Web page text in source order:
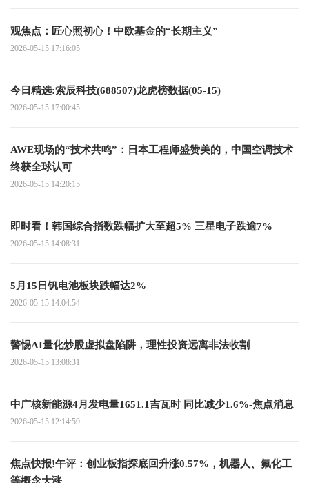
观焦点：匠心照初心！中欧基金的“长期主义”
2026-05-15 17:16:05
今日精选:索辰科技(688507)龙虎榜数据(05-15)
2026-05-15 17:00:45
AWE现场的“技术共鸣”：日本工程师盛赞美的，中国空调技术
终获全球认可
2026-05-15 14:20:15
即时看！韩国综合指数跌幅扩大至超5% 三星电子跌逾7%
2026-05-15 14:08:31
5月15日钒电池板块跌幅达2%
2026-05-15 14:04:54
警惕AI量化炒股虚拟盘陷阱，理性投资远离非法收割
2026-05-15 13:08:31
中广核新能源4月发电量1651.1吉瓦时 同比减少1.6%-焦点消息
2026-05-15 12:14:59
焦点快报!午评：创业板指探底回升涨0.57%，机器人、氟化工